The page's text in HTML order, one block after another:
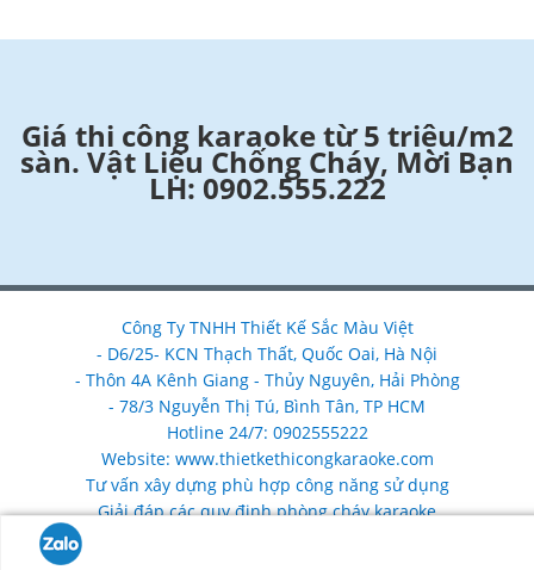
Giá thi công karaoke từ 5 triệu/m2
sàn. Vật Liệu Chống Cháy, Mời Bạn
LH: 0902.555.222
Công Ty TNHH Thiết Kế Sắc Màu Việt
- D6/25- KCN Thạch Thất, Quốc Oai, Hà Nội
- Thôn 4A Kênh Giang - Thủy Nguyên, Hải Phòng
- 78/3 Nguyễn Thị Tú, Bình Tân, TP HCM
Hotline 24/7: 0902555222
Website: www.thietkethicongkaraoke.com
Tư vấn xây dựng phù hợp công năng sử dụng
Giải đáp các quy định phòng cháy karaoke
Nhận làm mới, nâng cấp, sửa chữa cải tạo phòng karaoke